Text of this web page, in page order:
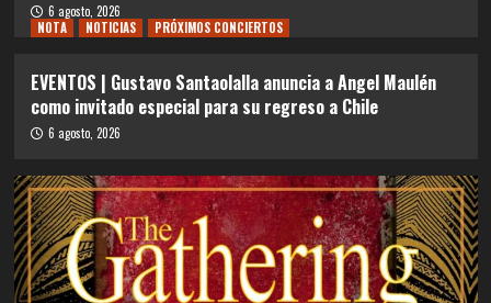
6 agosto, 2026
NOTA
NOTICIAS PRÓXIMOS CONCIERTOS
EVENTOS | Gustavo Santaolalla anuncia a Angel Maulén
como invitado especial para su regreso a Chile
6 agosto, 2026